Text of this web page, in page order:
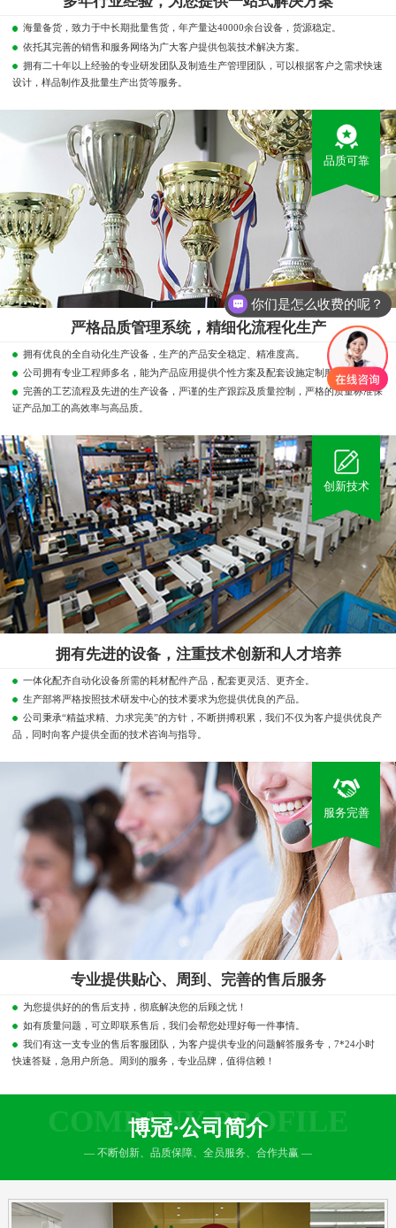
海量备货，致力于中长期批量售货，年产量达40000余台设备，货源稳定。
依托其完善的销售和服务网络为广大客户提供包装技术解决方案。
拥有二十年以上经验的专业研发团队及制造生产管理团队，可以根据客户之需求快速
设计，样品制作及批量生产出货等服务。
品质可靠
严格品质管理系统，精细化流程化生产
拥有优良的全自动化生产设备，生产的产品安全稳定、精准度高。
公司拥有专业工程师多名，能为产品应用提供个性方案及配套设施定制服务。
完善的工艺流程及先进的生产设备，严谨的生产跟踪及质量控制，严格的质量标准保
证产品加工的高效率与高品质。
创新技术
拥有先进的设备，注重技术创新和人才培养
一体化配齐自动化设备所需的耗材配件产品，配套更灵活、更齐全。
生产部将严格按照技术研发中心的技术要求为您提供优良的产品。
公司秉承“精益求精、力求完美”的方针，不断拼搏积累，我们不仅为客户提供优良产
品，同时向客户提供全面的技术咨询与指导。
服务完善
专业提供贴心、周到、完善的售后服务
为您提供好的的售后支持，彻底解决您的后顾之忧！
如有质量问题，可立即联系售后，我们会帮您处理好每一件事情。
我们有这一支专业的售后客服团队，为客户提供专业的问题解答服务专，7*24小时
快速答疑，急用户所急。周到的服务，专业品牌，值得信赖！
COMPANY PROFILE
博冠·公司简介
— 不断创新、品质保障、全员服务、合作共赢 —
你们是怎么收费的呢？